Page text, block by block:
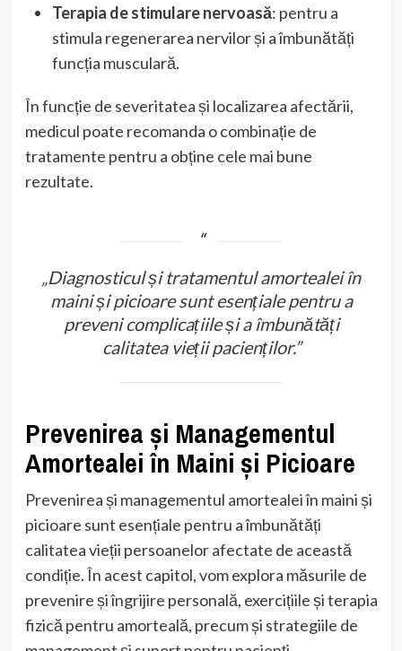
Terapia de stimulare nervoasă: pentru a
stimula regenerarea nervilor și a îmbunătăți
funcția musculară.
În funcție de severitatea și localizarea afectării,
medicul poate recomanda o combinație de
tratamente pentru a obține cele mai bune
rezultate.
„Diagnosticul și tratamentul amortealei în
maini și picioare sunt esențiale pentru a
preveni complicațiile și a îmbunătăți
calitatea vieții pacienților.”
Prevenirea și Managementul
Amortealei în Maini și Picioare
Prevenirea și managementul amortealei în maini și
picioare sunt esențiale pentru a îmbunătăți
calitatea vieții persoanelor afectate de această
condiție. În acest capitol, vom explora măsurile de
prevenire și îngrijire personală, exercițiile și terapia
fizică pentru amorteală, precum și strategiile de